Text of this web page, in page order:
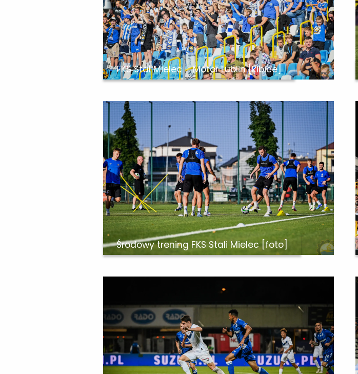
FKS Stal Mielec – Motor Lublin [kibice]
Środowy trening FKS Stali Mielec [foto]